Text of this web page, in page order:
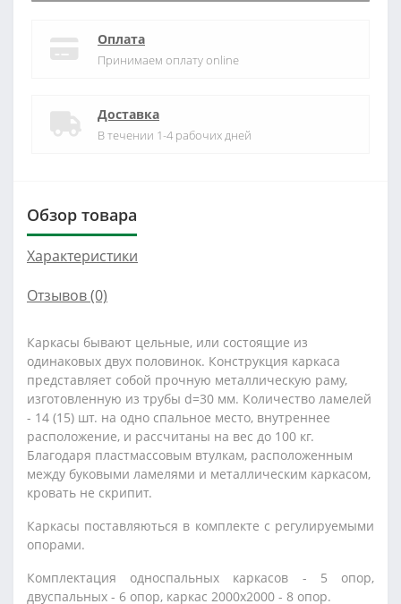
Оплата
Принимаем оплату online
Доставка
В течении 1-4 рабочих дней
Обзор товара
Характеристики
Отзывов (0)
Каркасы бывают цельные, или состоящие из
одинаковых двух половинок. Конструкция каркаса
представляет собой прочную металлическую раму,
изготовленную из трубы d=30 мм. Количество ламелей
- 14 (15) шт. на одно спальное место, внутреннее
расположение, и рассчитаны на вес до 100 кг.
Благодаря пластмассовым втулкам, расположенным
между буковыми ламелями и металлическим каркасом,
кровать не скрипит.
Каркасы поставляються в комплекте с регулируемыми
опорами.
Комплектация односпальных каркасов - 5 опор,
двуспальных - 6 опор, каркас 2000x2000 - 8 опор.